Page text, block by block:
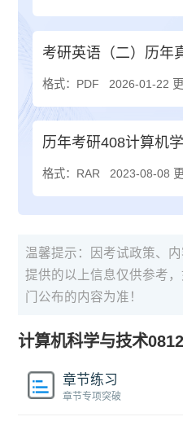
考研英语（二）历年
格式：PDF 2026-01-22
历年考研408计算机
格式：RAR 2023-08-08
温馨提示：因考试政策、
提供的以上信息仅供参考
门公布的内容为准！
计算机科学与技术
章节练习
章节专项突破